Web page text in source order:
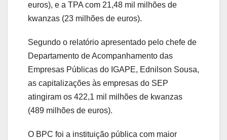
euros), e a TPA com 21,48 mil milhões de
kwanzas (23 milhões de euros).
Segundo o relatório apresentado pelo chefe de
Departamento de Acompanhamento das
Empresas Públicas do IGAPE, Ednilson Sousa,
as capitalizações às empresas do SEP
atingiram os 422,1 mil milhões de kwanzas
(489 milhões de euros).
O BPC foi a instituição pública com maior